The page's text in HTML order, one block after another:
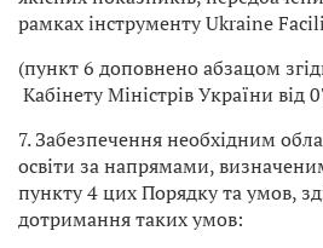
рамках інструменту Ukraine
(пункт 6 доповнено абзацом
Кабінету Міністрів України від
7. Забезпечення необхідним
освіти за напрямами,
пункту 4 цих Порядку та умов,
дотримання таких умов: